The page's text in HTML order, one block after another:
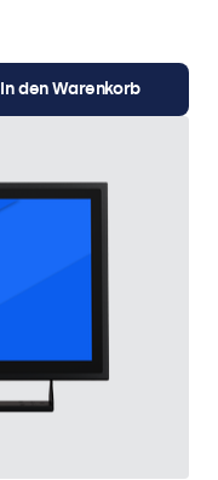
In den Warenkorb